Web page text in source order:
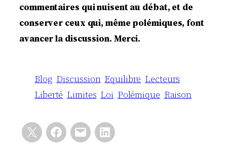
commentaires qui nuisent au débat, et de
conserver ceux qui, même polémiques, font
avancer la discussion. Merci.
Blog Discussion Equilibre Lecteurs
Liberté Limites Loi Polémique Raison